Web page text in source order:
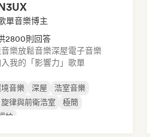
單音樂博主
2800則回答
樂放鬆音樂深屋電子音樂
我的「影響力」歌單
音樂 深屋
浩室音樂
旋律與前衛浩室
極簡
拍